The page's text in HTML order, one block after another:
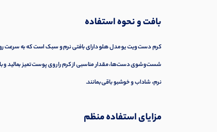
بافت و نحوه استفاده
کرم دست ویت یو مدل هلو دارای بافتی نرم و سبک است که به سرعت
شست‌وشوی دست‌ها، مقدار مناسبی از کرم را روی پوست تمیز بمالید و
نرم، شاداب و خوشبو باقی بمانند.
مزایای استفاده منظم